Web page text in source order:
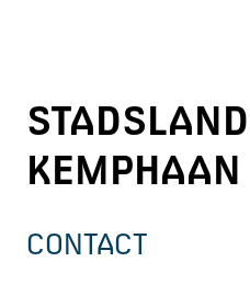
KEMPHAAN
CONTACT